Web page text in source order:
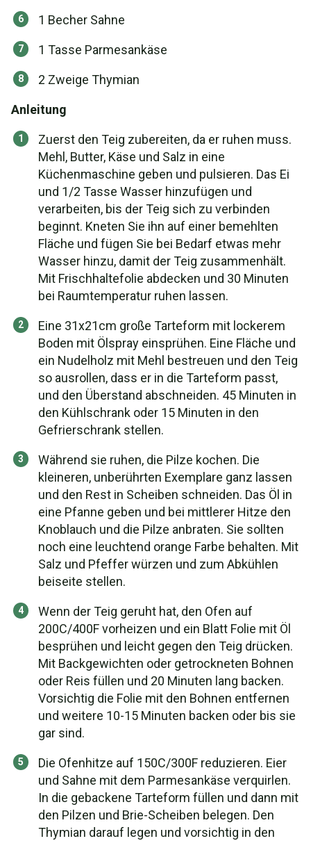
1 Becher Sahne
1 Tasse Parmesankäse
2 Zweige Thymian
Anleitung
Zuerst den Teig zubereiten, da er ruhen muss.
Mehl, Butter, Käse und Salz in eine
Küchenmaschine geben und pulsieren. Das Ei
und 1/2 Tasse Wasser hinzufügen und
verarbeiten, bis der Teig sich zu verbinden
beginnt. Kneten Sie ihn auf einer bemehlten
Fläche und fügen Sie bei Bedarf etwas mehr
Wasser hinzu, damit der Teig zusammenhält.
Mit Frischhaltefolie abdecken und 30 Minuten
bei Raumtemperatur ruhen lassen.
Eine 31x21cm große Tarteform mit lockerem
Boden mit Ölspray einsprühen. Eine Fläche und
ein Nudelholz mit Mehl bestreuen und den Teig
so ausrollen, dass er in die Tarteform passt,
und den Überstand abschneiden. 45 Minuten in
den Kühlschrank oder 15 Minuten in den
Gefrierschrank stellen.
Während sie ruhen, die Pilze kochen. Die
kleineren, unberührten Exemplare ganz lassen
und den Rest in Scheiben schneiden. Das Öl in
eine Pfanne geben und bei mittlerer Hitze den
Knoblauch und die Pilze anbraten. Sie sollten
noch eine leuchtend orange Farbe behalten. Mit
Salz und Pfeffer würzen und zum Abkühlen
beiseite stellen.
Wenn der Teig geruht hat, den Ofen auf
200C/400F vorheizen und ein Blatt Folie mit Öl
besprühen und leicht gegen den Teig drücken.
Mit Backgewichten oder getrockneten Bohnen
oder Reis füllen und 20 Minuten lang backen.
Vorsichtig die Folie mit den Bohnen entfernen
und weitere 10-15 Minuten backen oder bis sie
gar sind.
Die Ofenhitze auf 150C/300F reduzieren. Eier
und Sahne mit dem Parmesankäse verquirlen.
In die gebackene Tarteform füllen und dann mit
den Pilzen und Brie-Scheiben belegen. Den
Thymian darauf legen und vorsichtig in den